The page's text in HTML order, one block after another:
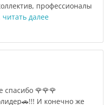
профессионалы
читать далее
спасибо 🌹🌹🌹
И конечно же